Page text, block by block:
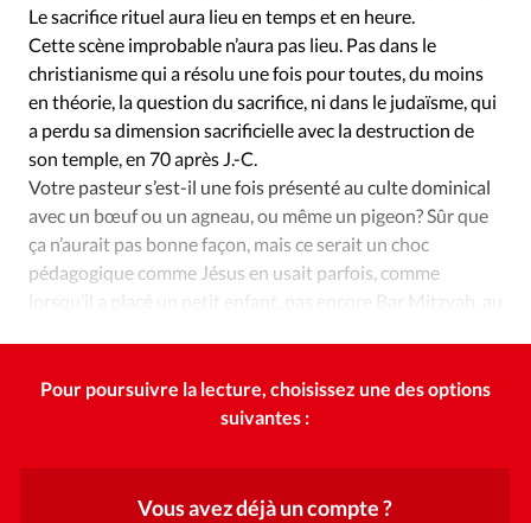
Le sacrifice rituel aura lieu en temps et en heure.
Cette scène improbable n’aura pas lieu. Pas dans le
christianisme qui a résolu une fois pour toutes, du moins
en théorie, la question du sacrifice, ni dans le judaïsme, qui
a perdu sa dimension sacrificielle avec la destruction de
son temple, en 70 après J.-C.
Votre pasteur s’est-il une fois présenté au culte dominical
avec un bœuf ou un agneau, ou même un pigeon? Sûr que
ça n’aurait pas bonne façon, mais ce serait un choc
pédagogique comme Jésus en usait parfois, comme
lorsqu’il a placé un petit enfant, pas encore Bar Mitzvah, au
Pour poursuivre la lecture, choisissez une des options
suivantes :
Vous avez déjà un compte ?